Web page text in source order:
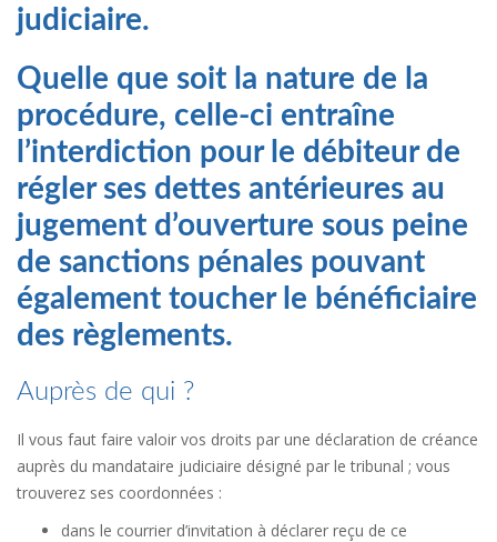
judiciaire.
Quelle que soit la nature de la
procédure, celle-ci entraîne
l’interdiction pour le débiteur de
régler ses dettes antérieures au
jugement d’ouverture sous peine
de sanctions pénales pouvant
également toucher le bénéficiaire
des règlements.
Auprès de qui ?
Il vous faut faire valoir vos droits par une déclaration de créance
auprès du mandataire judiciaire désigné par le tribunal ; vous
trouverez ses coordonnées :
dans le courrier d’invitation à déclarer reçu de ce